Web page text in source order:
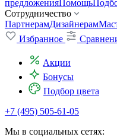
предложенияПомощь
Сотрудничество
ПартнерамДизайнерам
Избранное
Акции
Бонусы
Подбор цвета
+7 (495) 505-61-05
Мы в социальных сетях: